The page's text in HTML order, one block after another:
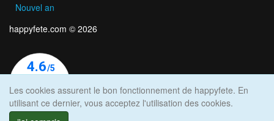
Nouvel an
happyfete.com © 2026
Les cookies assurent le bon fonctionnement de happyfete. En
utilisant ce dernier, vous acceptez l'utilisation des cookies.